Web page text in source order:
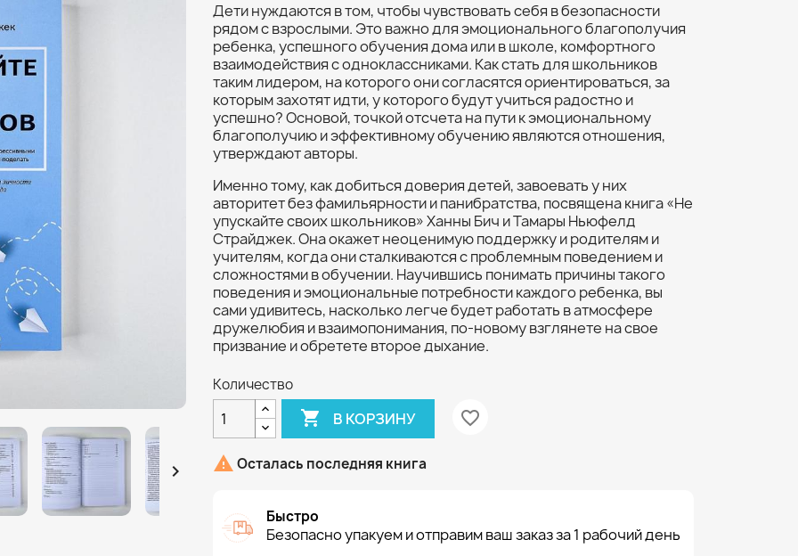

Дети нуждаются в том, чтобы чувствовать себя в безопасности
рядом с взрослыми. Это важно для эмоционального благополучия
ребенка, успешного обучения дома или в школе, комфортного
взаимодействия с одноклассниками. Как стать для школьников
таким лидером, на которого они согласятся ориентироваться, за
которым захотят идти, у которого будут учиться радостно и
успешно? Основой, точкой отсчета на пути к эмоциональному
благополучию и эффективному обучению являются отношения,
утверждают авторы.
Именно тому, как добиться доверия детей, завоевать у них
авторитет без фамильярности и панибратства, посвящена книга «Не
упускайте своих школьников» Ханны Бич и Тамары Ньюфелд
Страйджек. Она окажет неоценимую поддержку и родителям и
учителям, когда они сталкиваются с проблемным поведением и
сложностями в обучении. Научившись понимать причины такого
поведения и эмоциональные потребности каждого ребенка, вы
сами удивитесь, насколько легче будет работать в атмосфере
дружелюбия и взаимопонимания, по-новому взглянете на свое
призвание и обретете второе дыхание.
Количество
 В КОРЗИНУ favorite_border
 Осталась последняя книга
Быстро
Безопасно упакуем и отправим ваш заказ за 1 рабочий день